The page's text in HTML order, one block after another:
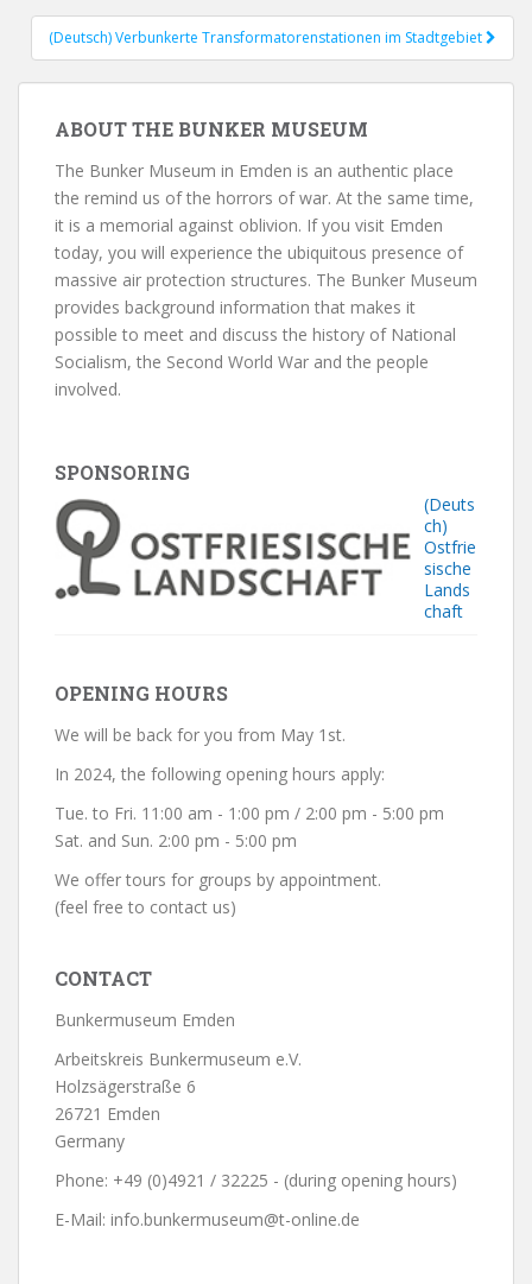
Post navigation
(Deutsch) Verbunkerte Transformatorenstationen im Stadtgebiet
ABOUT THE BUNKER MUSEUM
The Bunker Museum in Emden is an authentic place
the remind us of the horrors of war. At the same time,
it is a memorial against oblivion. If you visit Emden
today, you will experience the ubiquitous presence of
massive air protection structures. The Bunker Museum
provides background information that makes it
possible to meet and discuss the history of National
Socialism, the Second World War and the people
involved.
SPONSORING
(Deuts
ch)
Ostfrie
sische
Lands
chaft
OPENING HOURS
We will be back for you from May 1st.
In 2024, the following opening hours apply:
Tue. to Fri. 11:00 am - 1:00 pm / 2:00 pm - 5:00 pm
Sat. and Sun. 2:00 pm - 5:00 pm
We offer tours for groups by appointment.
(feel free to contact us)
CONTACT
Bunkermuseum Emden
Arbeitskreis Bunkermuseum e.V.
Holzsägerstraße 6
26721 Emden
Germany
Phone: +49 (0)4921 / 32225 - (during opening hours)
E-Mail: info.bunkermuseum@t-online.de